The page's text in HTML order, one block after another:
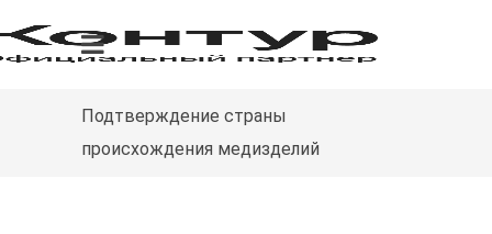
Подтверждение страны
происхождения медизделий